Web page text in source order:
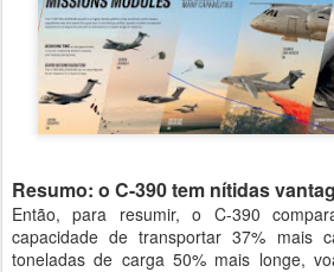
Resumo: o C-390 tem nítidas
Então, para resumir, o C-390
capacidade de transportar 37% mais
toneladas de carga 50% mais longe,